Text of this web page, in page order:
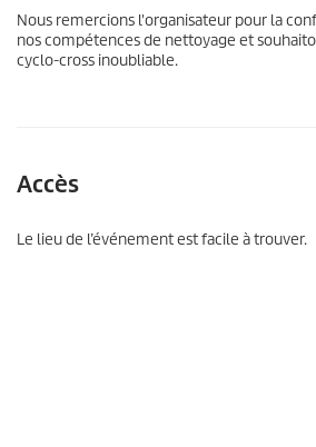
Nous remercions l'organisateur pour la
nos compétences de nettoyage et
cyclo-cross inoubliable.
Accès
Le lieu de l’événement est facile à trouver.